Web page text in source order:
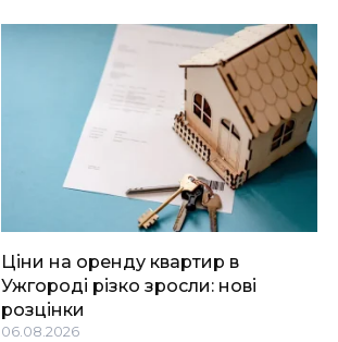
Ціни на оренду квартир в
Ужгороді різко зросли: нові
розцінки
06.08.2026